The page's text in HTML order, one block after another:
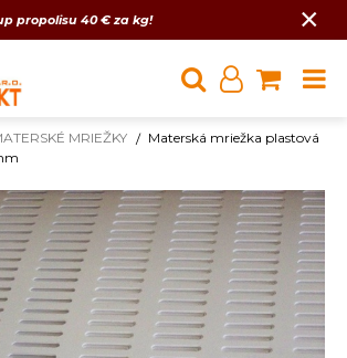
propolisu 40 € za kg! ×
MRIEŽKY
Materská mriežka plastová